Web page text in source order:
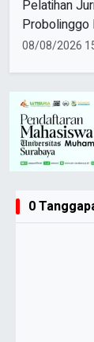
Pelatihan
Probolinggo
Peserta
08/08/2026
0